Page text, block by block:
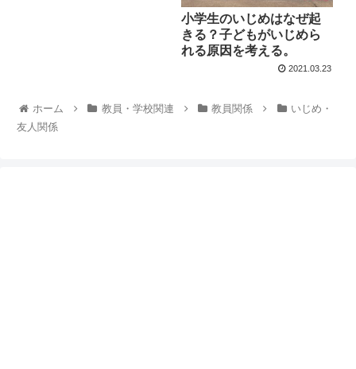
小学生のいじめはなぜ起
きる？子どもがいじめら
れる原因を考える。
2021.03.23
ホーム 教員・学校関連 教員関係
いじめ・
友人関係